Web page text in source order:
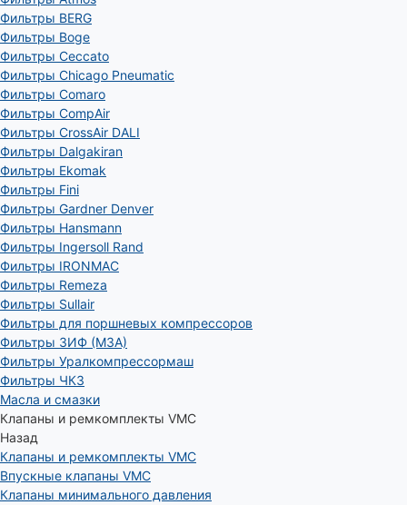
Фильтры BERG
Фильтры Boge
Фильтры Ceccato
Фильтры Chicago Pneumatic
Фильтры Comaro
Фильтры CompAir
Фильтры CrossAir DALI
Фильтры Dalgakiran
Фильтры Ekomak
Фильтры Fini
Фильтры Gardner Denver
Фильтры Hansmann
Фильтры Ingersoll Rand
Фильтры IRONMAC
Фильтры Remeza
Фильтры Sullair
Фильтры для поршневых компрессоров
Фильтры ЗИФ (МЗА)
Фильтры Уралкомпрессормаш
Фильтры ЧКЗ
Масла и смазки
Клапаны и ремкомплекты VMC
Назад
Клапаны и ремкомплекты VMC
Впускные клапаны VMC
Клапаны минимального давления